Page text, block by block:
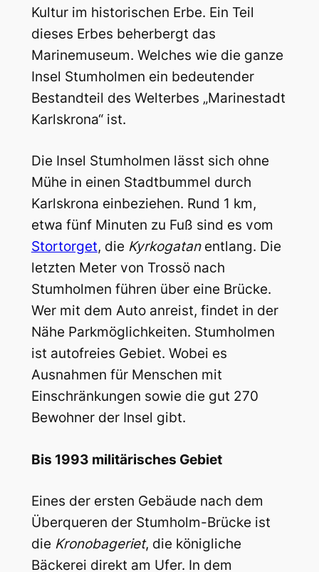
Kultur im historischen Erbe. Ein Teil
dieses Erbes beherbergt das
Marinemuseum. Welches wie die ganze
Insel Stumholmen ein bedeutender
Bestandteil des Welterbes „Marinestadt
Karlskrona“ ist.
Die Insel Stumholmen lässt sich ohne
Mühe in einen Stadtbummel durch
Karlskrona einbeziehen. Rund 1 km,
etwa fünf Minuten zu Fuß sind es vom
Stortorget, die Kyrkogatanentlang. Die
letzten Meter von Trossö nach
Stumholmen führen über eine Brücke.
Wer mit dem Auto anreist, findet in der
Nähe Parkmöglichkeiten. Stumholmen
ist autofreies Gebiet. Wobei es
Ausnahmen für Menschen mit
Einschränkungen sowie die gut 270
Bewohner der Insel gibt.
Bis 1993 militärisches Gebiet
Eines der ersten Gebäude nach dem
Überqueren der Stumholm-Brücke ist
die Kronobageriet, die königliche
Bäckerei direkt am Ufer. In dem